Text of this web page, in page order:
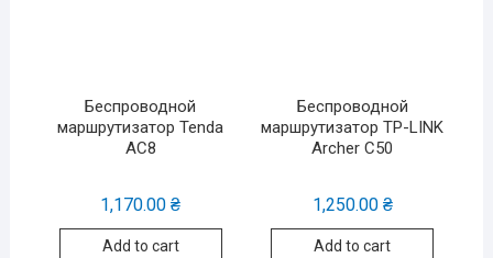
Беспроводной
маршрутизатор Tenda
AC8
1,170.00₴
Add to cart
Беспроводной
маршрутизатор TP-LINK
Archer C50
1,250.00 ₴
Add to cart